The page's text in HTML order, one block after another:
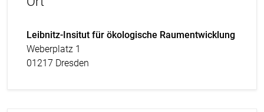
Leibnitz-Insitut für ökologische Raumentwicklung
Weberplatz 1
01217 Dresden